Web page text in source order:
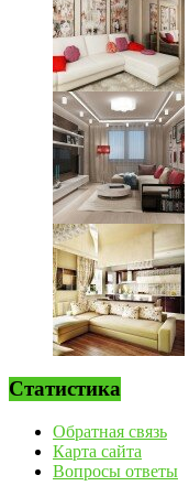
Статистика
Обратная связь
Карта сайта
Вопросы ответы